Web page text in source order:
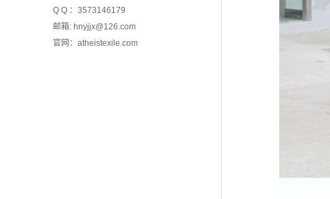
Q Q ：3573146179
邮箱: hnyjjx@126.com
官网： atheistexile.com